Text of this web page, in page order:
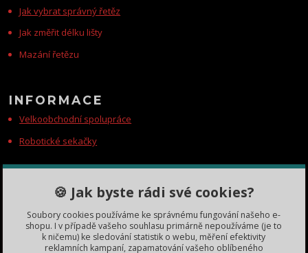
Jak vybrat správný řetěz
Jak změřit délku lišty
Mazání řetězu
INFORMACE
Velkoobchodní spolupráce
Robotické sekačky
KONTAKTY
Zákaznická podpora
+420 735 060 350
(Po-Čt, 8-11, 13-15 hod.)
🍪 Jak byste rádi své cookies?
Soubory cookies používáme ke správnému fungování našeho e-
shopu. I v případě vašeho souhlasu primárně nepoužíváme (je to
k ničemu) ke sledování statistik o webu, měření efektivity
reklamních kampaní, zapamatování vašeho oblíbeného